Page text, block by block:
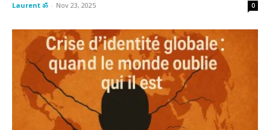
Laurent ॐ - Nov 23, 2025 0